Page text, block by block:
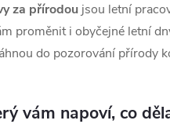
za přírodou jsou letní
proměnit i obyčejné letní
do pozorování přírody
vám napoví, co